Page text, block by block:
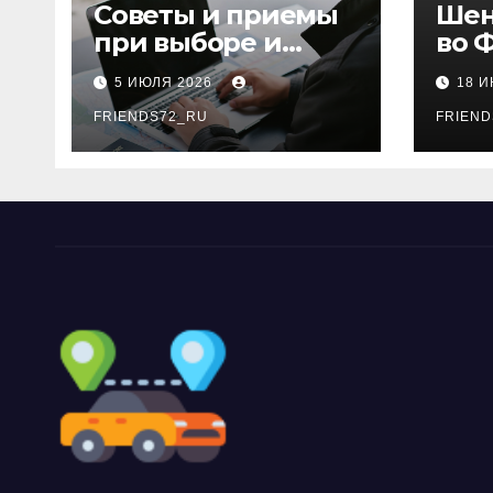
Советы и приемы
при выборе и
бронировании
авиабилетов
5 ИЮЛЯ 2026
FRIENDS72_RU
во
18